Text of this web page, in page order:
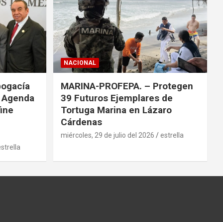
NACIONAL
MARINA-PROFEPA. – Protegen
39 Futuros Ejemplares de
Tortuga Marina en Lázaro
Cárdenas
miércoles, 29 de julio del 2026 estrella